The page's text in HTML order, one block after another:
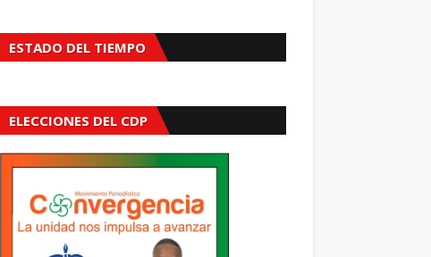
ESTADO DEL TIEMPO
ELECCIONES DEL CDP